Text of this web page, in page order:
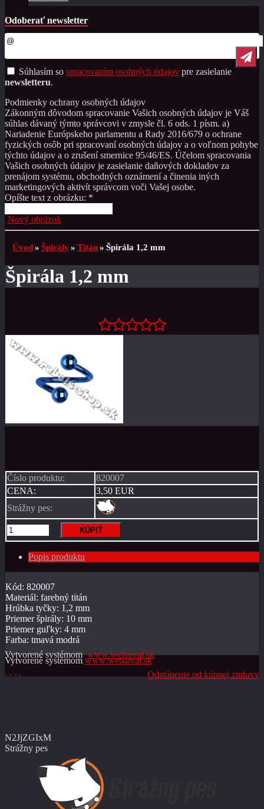
Odoberať newsletter
Súhlasím so spracovaním osobných údajov pre zasielanie
newsletteru.
Podmienky ochrany osobných údajov
Zákonným dôvodom spracovanie Vašich osobných údajov je Váš
súhlas dávaný týmto správcovi v zmysle čl. 6 ods. 1 písm. a)
Nariadenie Európskeho parlamentu a Rady 2016/679 o ochrane
fyzických osôb pri spracovaní osobných údajov a o voľnom pohybe
týchto údajov a o zrušení smernice 95/46/ES. Účelom spracovania
Vašich osobných údajov je zasielanie daňových dokladov za
prenájom systému, obchodných oznámení a činenia iných
marketingových aktivít správcom voči Vašej osobe.
Opíšte text z obrázku: *
Nový obrázok
Úvod» Špirály» Titán» Špirála 1,2 mm
Špirála 1,2 mm
Číslo produktu:
820007
CENA:
3,50 EUR
Strážny pes:
Popis produktu
Kód: 820007
Materiál: farebný titán
Hrúbka tyčky: 1,2 mm
Priemer špirály: 10 mm
Priemer guľky: 4 mm
Farba: tmavá modrá
Vytvorené systémom www.webareal.sk
Vytvorené systémom www.webareal.sk
Odstúpenie od kúpnej zmluvy
N2JjZGIxM
Strážny pes